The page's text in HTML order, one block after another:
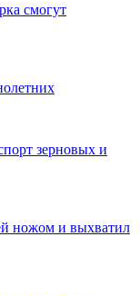
смогут
зерновых и
ножом и выхватил